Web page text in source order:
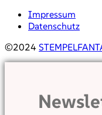
Impressum
Datenschutz
©2024